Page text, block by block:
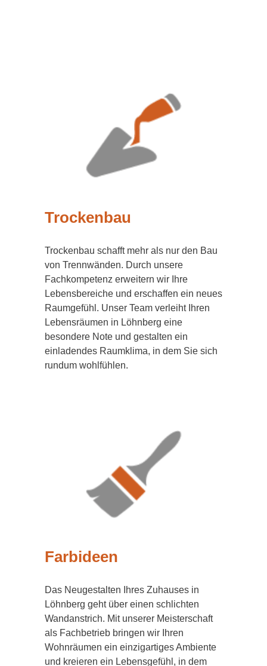
Trockenbau
Trockenbau schafft mehr als nur den Bau
von Trennwänden. Durch unsere
Fachkompetenz erweitern wir Ihre
Lebensbereiche und erschaffen ein neues
Raumgefühl. Unser Team verleiht Ihren
Lebensräumen in Löhnberg eine
besondere Note und gestalten ein
einladendes Raumklima, in dem Sie sich
rundum wohlfühlen.
Farbideen
Das Neugestalten Ihres Zuhauses in
Löhnberg geht über einen schlichten
Wandanstrich. Mit unserer Meisterschaft
als Fachbetrieb bringen wir Ihren
Wohnräumen ein einzigartiges Ambiente
und kreieren ein Lebensgefühl, in dem